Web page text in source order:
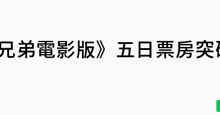
弟電影版》五日票房突